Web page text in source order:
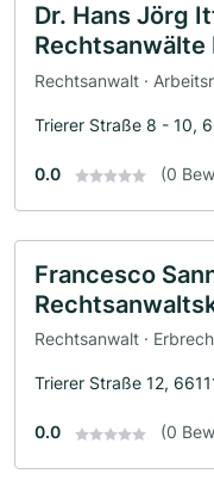
Dr. Hans Jörg
Rechtsanwälte
Rechtsanwalt ·
Trierer Straße 8 - 10,
0.0 (0
Francesco
Rechtsanwalt ·
Trierer Straße 12,
0.0 (0